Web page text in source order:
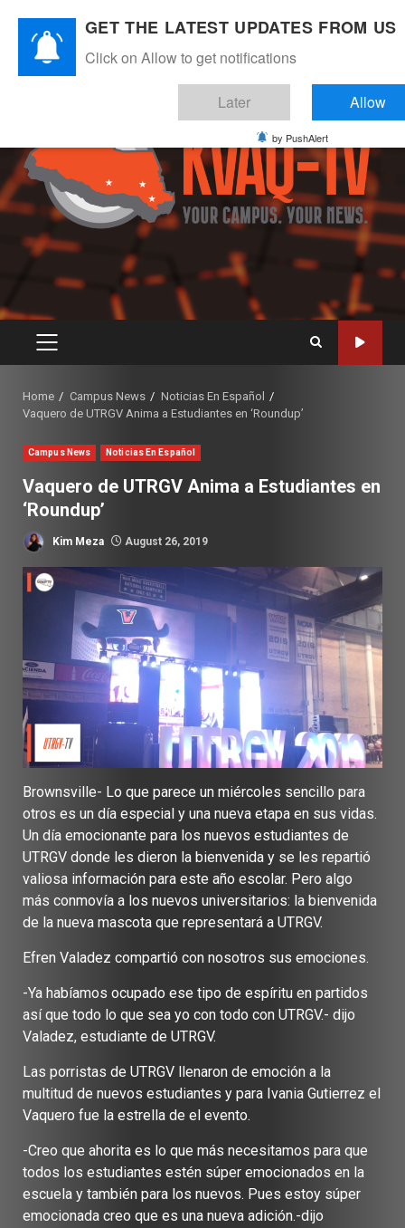
content
PRIMARY
Home Campus News
Noticias En Español
Vaquero de UTRGV Anima a Estudiantes en ‘Roundup’
Campus News Noticias En Español
Vaquero de UTRGV Anima a Estudiantes en
‘Roundup’
Kim Meza August 26, 2019
Brownsville- Lo que parece un miércoles sencillo para
otros es un día especial y una nueva etapa en sus vidas.
Un día emocionante para los nuevos estudiantes de
UTRGV donde les dieron la bienvenida y se les repartió
valiosa información para este año escolar. Pero algo
más conmovía a los nuevos universitarios: la bienvenida
de la nueva mascota que representará a UTRGV.
Efren Valadez compartió con nosotros sus emociones.
-Ya habíamos ocupado ese tipo de espíritu en partidos
así que todo lo que sea yo con todo con UTRGV.- dijo
Valadez, estudiante de UTRGV.
Las porristas de UTRGV llenaron de emoción a la
multitud de nuevos estudiantes y para Ivania Gutierrez el
Vaquero fue la estrella de el evento.
-Creo que ahorita es lo que más necesitamos para que
todos los estudiantes estén súper emocionados en la
escuela y también para los nuevos. Pues estoy súper
emocionada creo que es una nueva adición.-dijo
GET THE LATEST UPDATES FROM US
Click on Allow to get notifications
Later Allow
by PushAlert